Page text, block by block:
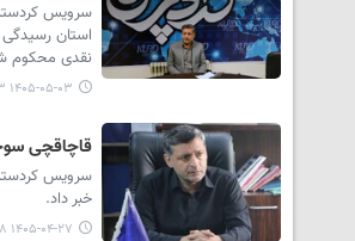
نقدی محکوم
۱۴۰۵-۰۵-۰۳ ۰۸:۱۳
قاچاقچی سوخت در سقز به
خبر داد.
۱۴۰۵-۰۴-۲۷ ۰۹:۱۸